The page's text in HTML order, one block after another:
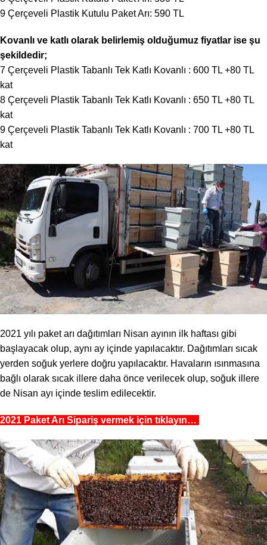
9 Çerçeveli Plastik Kutulu Paket Arı: 590 TL
Kovanlı ve katlı olarak belirlemiş olduğumuz fiyatlar ise şu
şekildedir;
7 Çerçeveli Plastik Tabanlı Tek Katlı Kovanlı : 600 TL +80 TL
kat
8 Çerçeveli Plastik Tabanlı Tek Katlı Kovanlı : 650 TL +80 TL
kat
9 Çerçeveli Plastik Tabanlı Tek Katlı Kovanlı : 700 TL +80 TL
kat
2021 yılı paket arı dağıtımları Nisan ayının ilk haftası gibi
başlayacak olup, aynı ay içinde yapılacaktır. Dağıtımları sıcak
yerden soğuk yerlere doğru yapılacaktır. Havaların ısınmasına
bağlı olarak sıcak illere daha önce verilecek olup, soğuk illere
de Nisan ayı içinde teslim edilecektir.
2021 Paket Arı Sipariş vermek için tıklayın…